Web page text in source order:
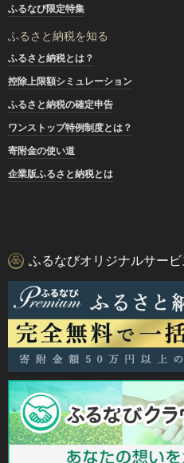
ふるなび限定特集
ふるさと納税を知る
ふるさと納税とは？
控除上限額シミュレーション
ふるさと納税の確定申告
ワンストップ特例制度とは？
寄附金の使い道
企業版ふるさと納税とは
ふるなびオリジナルサービ